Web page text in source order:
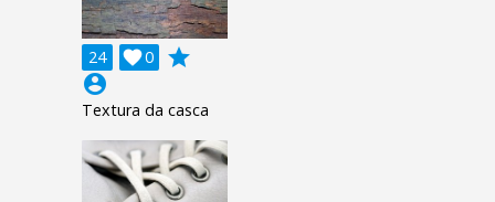
24 0

grade
account_circle
Textura da casca